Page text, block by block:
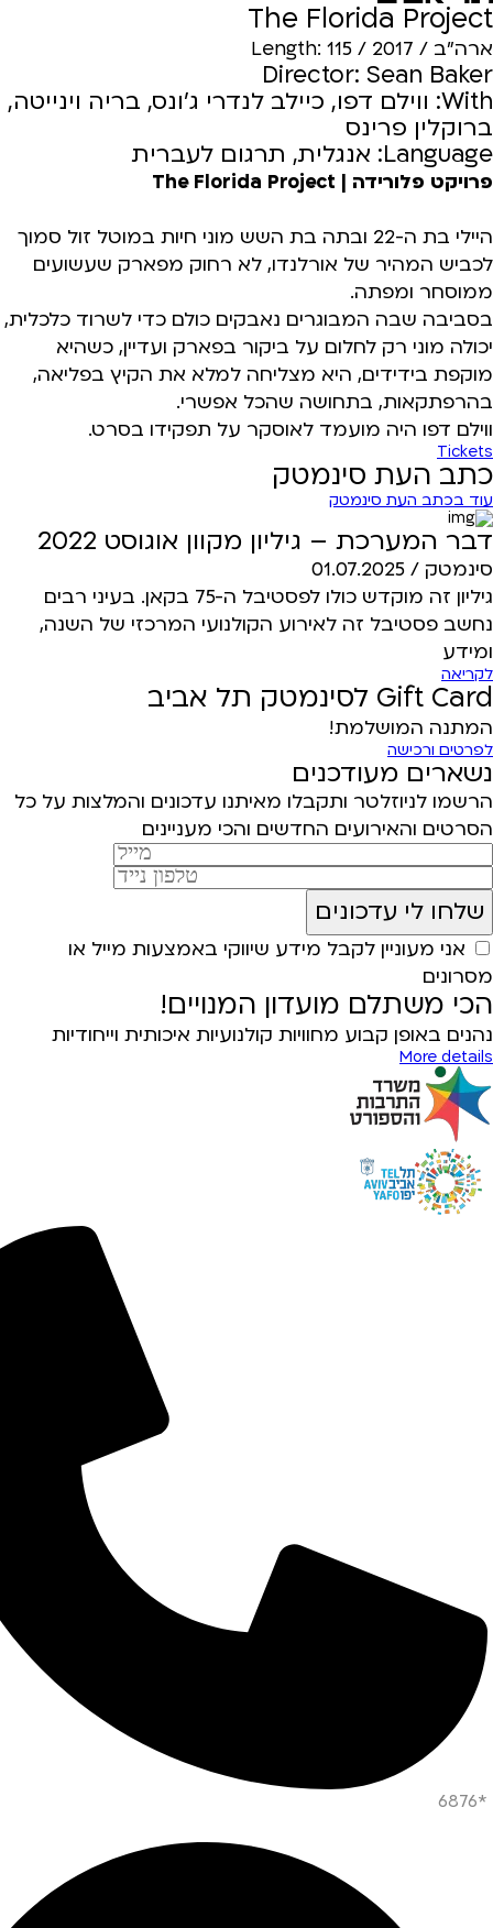
The Florida Project
ארה"ב / 2017 / Length: 115
Director: Sean Baker
With: ווילם דפו, כיילב לנדרי ג'ונס, בריה וינייטה,
ברוקלין פרינס
Language: אנגלית, תרגום לעברית
פרויקט פלורידה | The Florida Project
היילי בת ה-22 ובתה בת השש מוני חיות במוטל זול סמוך
לכביש המהיר של אורלנדו, לא רחוק מפארק שעשועים
ממוסחר ומפתה.
בסביבה שבה המבוגרים נאבקים כולם כדי לשרוד כלכלית,
יכולה מוני רק לחלום על ביקור בפארק ועדיין, כשהיא
מוקפת בידידים, היא מצליחה למלא את הקיץ בפליאה,
בהרפתקאות, בתחושה שהכל אפשרי.
ווילם דפו היה מועמד לאוסקר על תפקידו בסרט.
Tickets
כתב העת סינמטק
עוד בכתב העת סינמטק
דבר המערכת – גיליון מקוון אוגוסט 2022
סינמטק / 01.07.2025
גיליון זה מוקדש כולו לפסטיבל ה-75 בקאן. בעיני רבים
נחשב פסטיבל זה לאירוע הקולנועי המרכזי של השנה,
ומידע
לקריאה
Gift Card לסינמטק תל אביב
המתנה המושלמת!
לפרטים ורכישה
נשארים מעודכנים
הרשמו לניוזלטר ותקבלו מאיתנו עדכונים והמלצות על כל
הסרטים והאירועים החדשים והכי מעניינים
אני מעוניין לקבל מידע שיווקי באמצעות מייל או
מסרונים
הכי משתלם מועדון המנויים!
נהנים באופן קבוע מחוויות קולנועיות איכותית וייחודיות
More details
*6876